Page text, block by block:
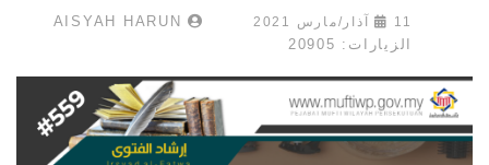
11 آذار/مارس 2021
AISYAH HARUN
الزيارات: 20905